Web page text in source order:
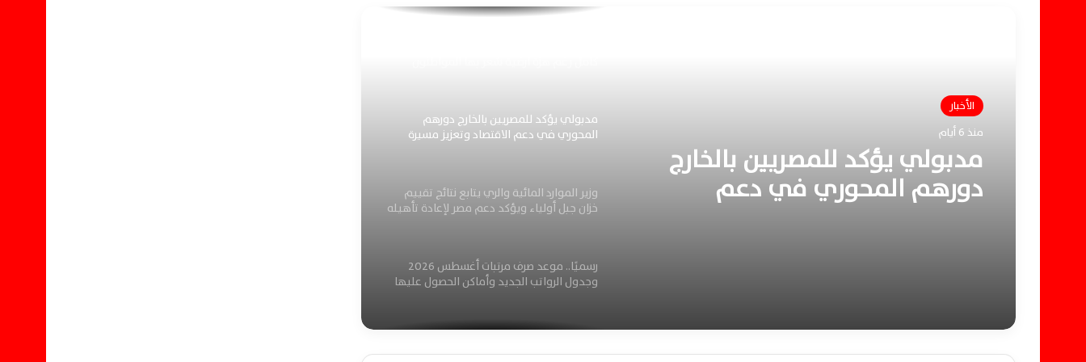
الأخبار
منذ 6 أيام
مدبولي يؤكد للمصريين بالخارج
دورهم المحوري في دعم
مدبولي يؤكد للمصريين بالخارج دورهم
المحوري في دعم الاقتصاد وتعزيز مسيرة
وزير الموارد المائية والري يتابع نتائج تقييم
خزان جبل أولياء ويؤكد دعم مصر لإعادة تأهيله
رسميًا.. موعد صرف مرتبات أغسطس 2026
وجدول الرواتب الجديد وأماكن الحصول عليها
الصحية الشرطية وشروط التقديم للدفعة